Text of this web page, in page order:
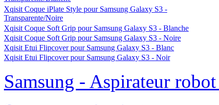
Xqisit Coque iPlate Style pour Samsung Galaxy S3 -
Transparente/Noire
Xqisit Coque Soft Grip pour Samsung Galaxy S3 - Blanche
Xqisit Coque Soft Grip pour Samsung Galaxy S3 - Noire
Xqisit Etui Flipcover pour Samsung Galaxy S3 - Blanc
Xqisit Etui Flipcover pour Samsung Galaxy S3 - Noir
Samsung - Aspirateur